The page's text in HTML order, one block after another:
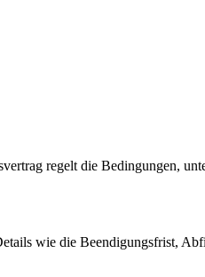
regelt die Bedingungen,
wie die Beendigungsfrist,